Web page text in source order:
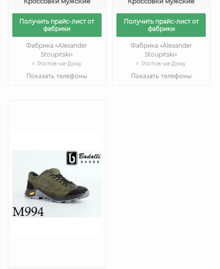
Получить прайс-лист от
фабрики
Фабрика «Alexander
Stoupitski»
г. Ростов-на-Дону
Показать телефоны
Получить прайс-лист от
фабрики
Фабрика «Alexander
Stoupitski»
г. Ростов-на-Дону
Показать телефоны